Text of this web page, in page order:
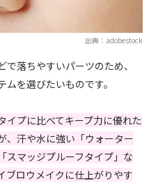
出典：adobestock
落ちやすいパーツのため、
を選びたいものです。
イプに比べてキープ力に優れた
、汗や水に強い「ウォーター
スマッジプルーフタイプ」な
ブロウメイクに仕上がりやす